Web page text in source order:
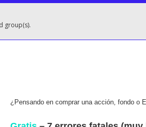
group(s).
¿Pensando en comprar una acción, fondo o